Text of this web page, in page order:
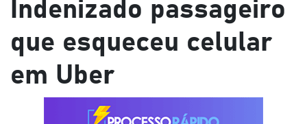
Indenizado passageiro
que esqueceu celular
em Uber